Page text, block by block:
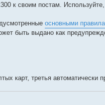
к своим постам. Используйте,
основными
быть выдано как
карт, третья автоматически